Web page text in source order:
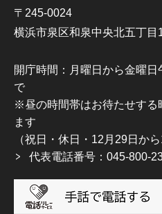
〒245-0024
横浜市泉区和泉中央北五丁目
開庁時間：月曜日から金曜
で
※昼の時間帯はお待たせする
ます
（祝日・休日・12月29日か
代表電話番号：045-800-